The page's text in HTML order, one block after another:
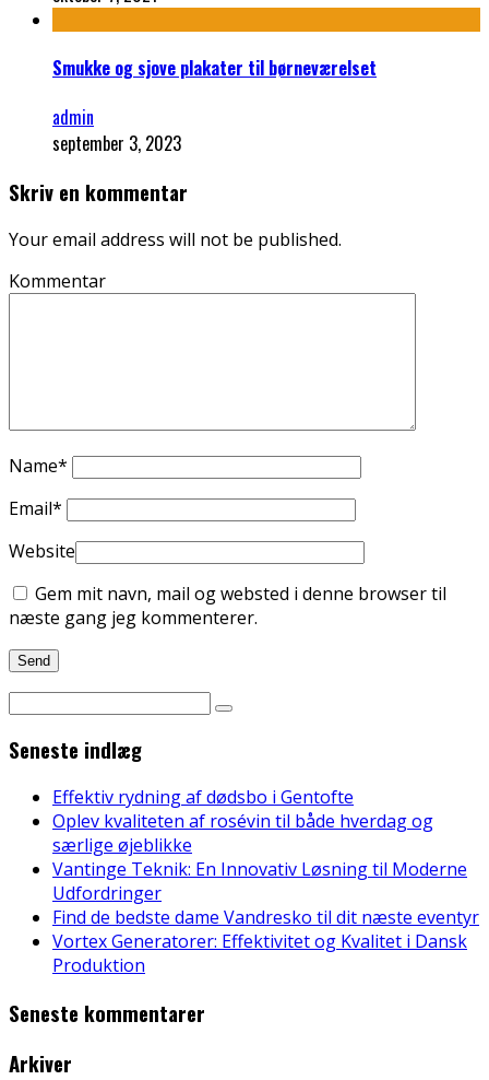
Smukke og sjove plakater til børneværelset
admin
september 3, 2023
Skriv en kommentar
Your email address will not be published.
Kommentar
Name*
Email*
Website
Gem mit navn, mail og websted i denne browser til
næste gang jeg kommenterer.
Seneste indlæg
Effektiv rydning af dødsbo i Gentofte
Oplev kvaliteten af rosévin til både hverdag og
særlige øjeblikke
Vantinge Teknik: En Innovativ Løsning til Moderne
Udfordringer
Find de bedste dame Vandresko til dit næste eventyr
Vortex Generatorer: Effektivitet og Kvalitet i Dansk
Produktion
Seneste kommentarer
Arkiver